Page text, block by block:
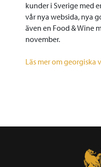
kunder i Sverige med
vår nya websida, nya
även en Food & Wine
november.
Läs mer om georgiska